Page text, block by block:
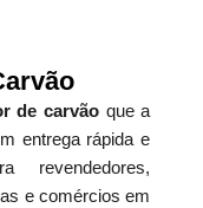
de carvão que a
entrega rápida e
revendedores,
e comércios em